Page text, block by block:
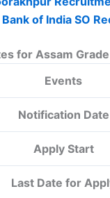
of India SO
for Assam
Events
Notification Date
Apply Start
Last Date for